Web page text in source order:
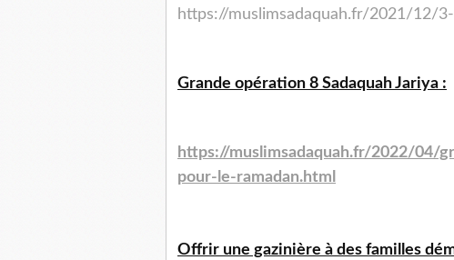
https://muslimsadaquah.fr/2021/12/3-
Grande opération 8 Sadaquah Jariya :
https://muslimsadaquah.fr/2022/04/
pour-le-ramadan.html
Offrir une gazinière à des familles